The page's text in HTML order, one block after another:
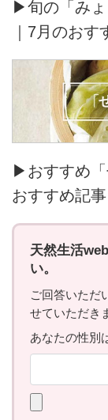
▶旬の「みょ
｜7月のおす
▶おすすめ
おすすめ記事